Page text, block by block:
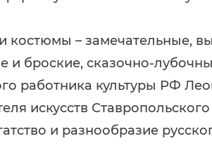
костюмы – замечательные,
броские, сказочно-
работника культуры РФ
искусств
и разнообразие